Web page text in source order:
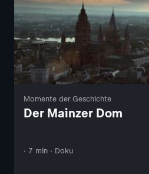
Momente der Geschichte
Der Mainzer Dom
· 7 min · Doku